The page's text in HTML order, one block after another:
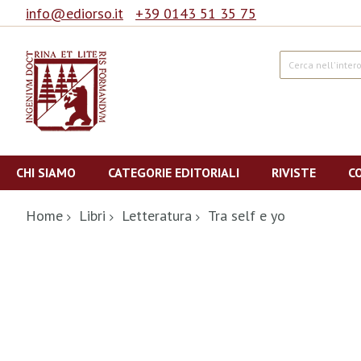
info@ediorso.it +39 0143 51 35 75
Cerca
al
contenuto
CHI SIAMO CATEGORIE EDITORIALI RIVISTE
Home Libri Letteratura Tra self e yo